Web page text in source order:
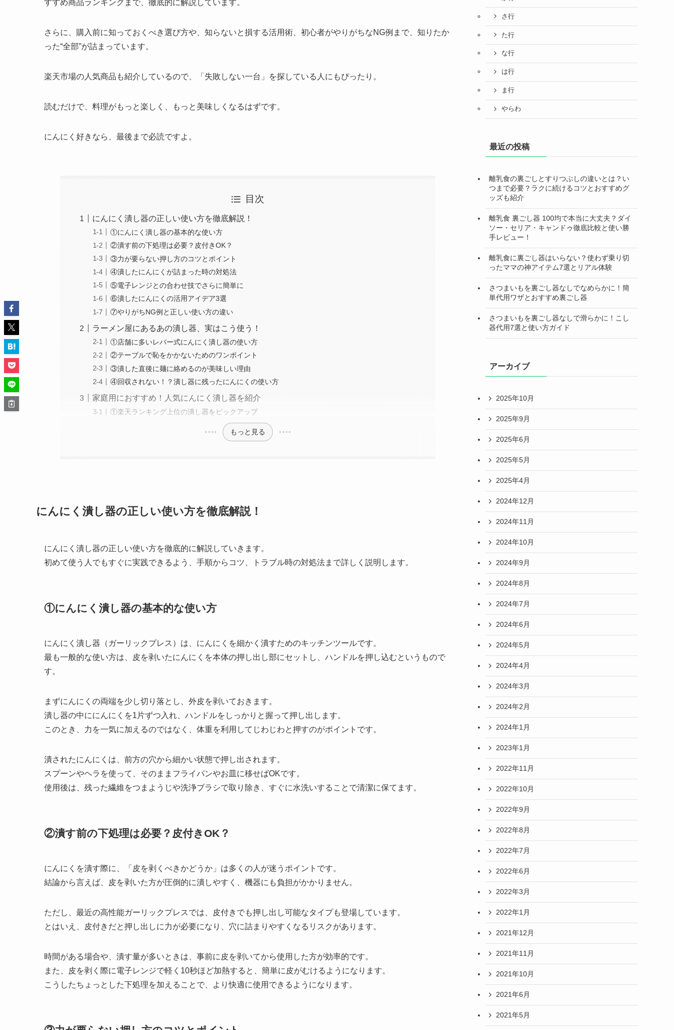
すすめ商品ランキングまで、徹底的に解説しています。
さらに、購入前に知っておくべき選び方や、知らないと損する活用術、初心者がやりがちなNG例まで、知りたか
った“全部”が詰まっています。
楽天市場の人気商品も紹介しているので、「失敗しない一台」を探している人にもぴったり。
読むだけで、料理がもっと楽しく、もっと美味しくなるはずです。
にんにく好きなら、最後まで必読ですよ。
目次
にんにく潰し器の正しい使い方を徹底解説！
①にんにく潰し器の基本的な使い方
②潰す前の下処理は必要？皮付きOK？
③力が要らない押し方のコツとポイント
④潰したにんにくが詰まった時の対処法
⑤電子レンジとの合わせ技でさらに簡単に
⑥潰したにんにくの活用アイデア3選
⑦やりがちNG例と正しい使い方の違い
ラーメン屋にあるあの潰し器、実はこう使う！
①店舗に多いレバー式にんにく潰し器の使い方
②テーブルで恥をかかないためのワンポイント
③潰した直後に麺に絡めるのが美味しい理由
④回収されない！？潰し器に残ったにんにくの使い方
家庭用におすすめ！人気にんにく潰し器を紹介
①楽天ランキング上位の潰し器をピックアップ
もっと見る
にんにく潰し器の正しい使い方を徹底解説！
にんにく潰し器の正しい使い方を徹底的に解説していきます。
初めて使う人でもすぐに実践できるよう、手順からコツ、トラブル時の対処法まで詳しく説明します。
①にんにく潰し器の基本的な使い方
にんにく潰し器（ガーリックプレス）は、にんにくを細かく潰すためのキッチンツールです。
最も一般的な使い方は、皮を剥いたにんにくを本体の押し出し部にセットし、ハンドルを押し込むというもので
す。
まずにんにくの両端を少し切り落とし、外皮を剥いておきます。
潰し器の中ににんにくを1片ずつ入れ、ハンドルをしっかりと握って押し出します。
このとき、力を一気に加えるのではなく、体重を利用してじわじわと押すのがポイントです。
潰されたにんにくは、前方の穴から細かい状態で押し出されます。
スプーンやヘラを使って、そのままフライパンやお皿に移せばOKです。
使用後は、残った繊維をつまようじや洗浄ブラシで取り除き、すぐに水洗いすることで清潔に保てます。
②潰す前の下処理は必要？皮付きOK？
にんにくを潰す際に、「皮を剥くべきかどうか」は多くの人が迷うポイントです。
結論から言えば、皮を剥いた方が圧倒的に潰しやすく、機器にも負担がかかりません。
ただし、最近の高性能ガーリックプレスでは、皮付きでも押し出し可能なタイプも登場しています。
とはいえ、皮付きだと押し出しに力が必要になり、穴に詰まりやすくなるリスクがあります。
時間がある場合や、潰す量が多いときは、事前に皮を剥いてから使用した方が効率的です。
また、皮を剥く際に電子レンジで軽く10秒ほど加熱すると、簡単に皮がむけるようになります。
こうしたちょっとした下処理を加えることで、より快適に使用できるようになります。
さ行
た行
な行
は行
ま行
やらわ
最近の投稿
離乳食の裏ごしとすりつぶしの違いとは？い
つまで必要？ラクに続けるコツとおすすめグ
ッズも紹介
離乳食 裏ごし器 100均で本当に大丈夫？ダイ
ソー・セリア・キャンドゥ徹底比較と使い勝
手レビュー！
離乳食に裏ごし器はいらない？使わず乗り切
ったママの神アイテム7選とリアル体験
さつまいもを裏ごし器なしでなめらかに！簡
単代用ワザとおすすめ裏ごし器
さつまいもを裏ごし器なしで滑らかに！こし
器代用7選と使い方ガイド
アーカイブ
2025年10月
2025年9月
2025年6月
2025年5月
2025年4月
2024年12月
2024年11月
2024年10月
2024年9月
2024年8月
2024年7月
2024年6月
2024年5月
2024年4月
2024年3月
2024年2月
2024年1月
2023年1月
2022年11月
2022年10月
2022年9月
2022年8月
2022年7月
2022年6月
2022年3月
2022年1月
2021年12月
2021年11月
2021年10月
2021年6月
2021年5月